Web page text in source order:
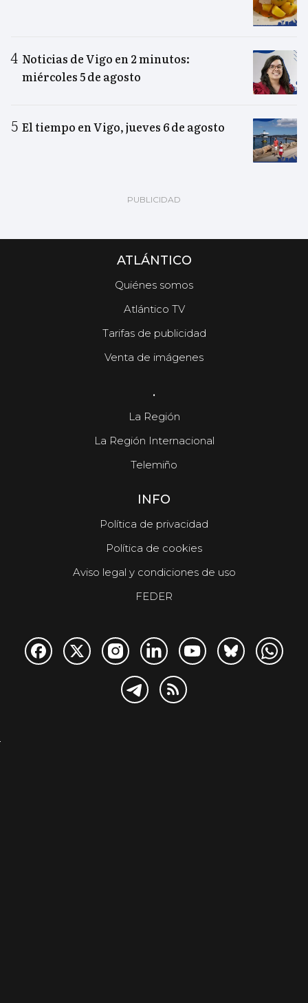
Noticias de Vigo en 2 minutos:
miércoles 5 de agosto
El tiempo en Vigo, jueves 6 de agosto
ATLÁNTICO
Quiénes somos
Atlántico TV
Tarifas de publicidad
Venta de imágenes
.
La Región
La Región Internacional
Telemiño
INFO
Política de privacidad
Política de cookies
Aviso legal y condiciones de uso
FEDER